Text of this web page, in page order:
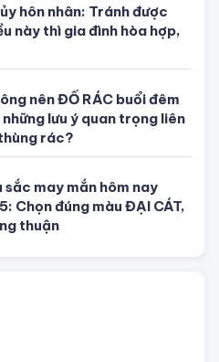
THỦY - NGŨ HÀNH
nhà chung cư nam